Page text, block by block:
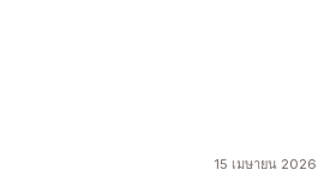
15 เมษายน 2026